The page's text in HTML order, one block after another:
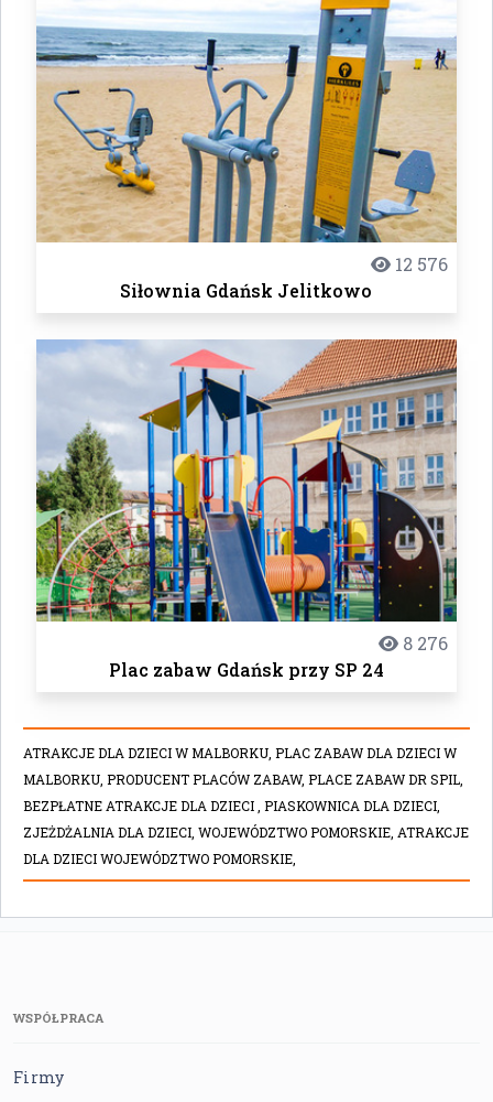
12 576
Siłownia Gdańsk Jelitkowo
8 276
Plac zabaw Gdańsk przy SP 24
ATRAKCJE DLA DZIECI W MALBORKU, PLAC ZABAW DLA DZIECI W
MALBORKU, PRODUCENT PLACÓW ZABAW, PLACE ZABAW DR SPIL,
BEZPŁATNE ATRAKCJE DLA DZIECI , PIASKOWNICA DLA DZIECI,
ZJEŻDŻALNIA DLA DZIECI, WOJEWÓDZTWO POMORSKIE, ATRAKCJE
DLA DZIECI WOJEWÓDZTWO POMORSKIE,
WSPÓŁPRACA
Firmy